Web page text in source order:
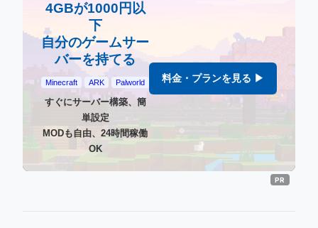
4GBが1000円以
下
自分のゲームサー
バーを持てる
Minecraft ARK Palworld
すぐにサーバー構築、簡
単設定
MODも自由、24時間稼働
OK
料金・プランを見る ▶